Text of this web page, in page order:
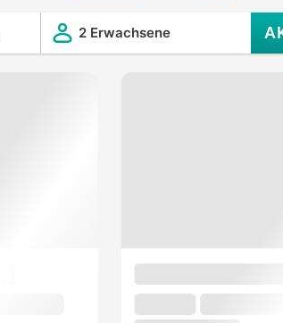
2 Erwachsene